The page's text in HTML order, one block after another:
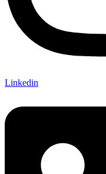
Linkedin